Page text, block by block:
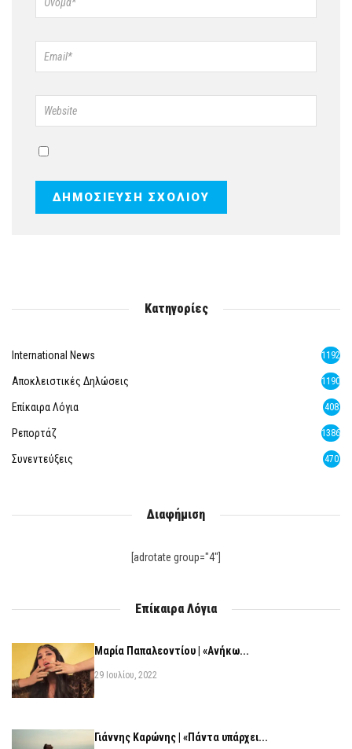
Κατηγορίες
International News 1192
Αποκλειστικές Δηλώσεις 1190
Επίκαιρα Λόγια 408
Ρεπορτάζ 1386
Συνεντεύξεις 470
Διαφήμιση
[adrotate group="4"]
Επίκαιρα Λόγια
Μαρία Παπαλεοντίου | «Ανήκω...
29 Ιουλίου, 2022
Γιάννης Καρώνης | «Πάντα υπάρχει...